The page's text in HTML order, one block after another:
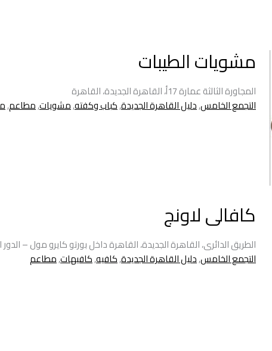
مشويات الطيبات
المجاورة الثالثة عمارة 17أ، القاهرة الجديدة، القاهرة
التجمع الخامس,دليل القاهرة الجديدة,كباب وكفته,مشويات,مطاعم,
كافالى لاونج
الطريق الدائرى، القاهرة الجديدة، القاهرة داخل بورتو كايرو مول – الدور
التجمع الخامس,دليل القاهرة الجديدة,كافيه,كافيهات,مطاعم